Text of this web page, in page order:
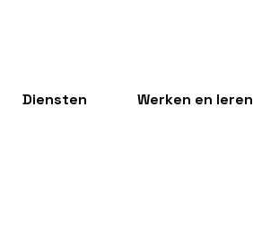
Diensten Werken en leren